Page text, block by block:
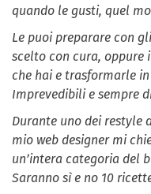
quando le gusti, quel
Le puoi preparare con
scelto con cura,
che hai e trasformarle
Imprevedibili e sempre
Durante uno dei restyle
mio web designer mi
un’intera categoria del
Saranno sì e no 10